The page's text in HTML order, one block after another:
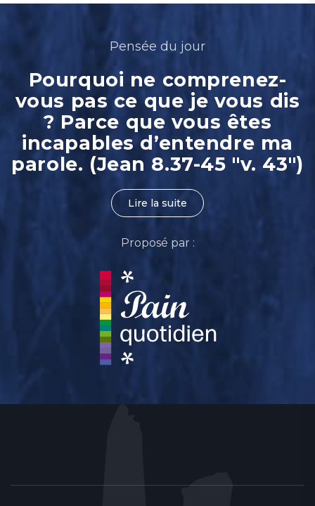
Pensée du jour
Pourquoi ne comprenez-
vous pas ce que je vous dis
? Parce que vous êtes
incapables d’entendre ma
parole. (Jean 8.37-45 "v. 43")
Lire la suite
Proposé par :